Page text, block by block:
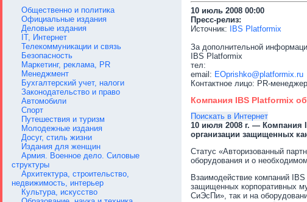
Общественно и политика
Официальные издания
Деловые издания
IT, Интернет
Телекоммуникации и связь
Безопасность
Маркетинг, реклама, PR
Менеджмент
Бухгалтерский учет, налоги
Законодательство и право
Автомобили
Спорт
Путешествия и туризм
Молодежные издания
Досуг, стиль жизни
Издания для женщин
Армия. Военное дело. Силовые
структуры
Архитектура, строительство,
недвижимость, интерьер
Культура, искусство
10 июль 2008 00:00
Пресс-релиз:
Источник:
IBS Platformix
За дополнительной
IBS Platformix
тел:
email: EOprishko@platformix.ru
Контактное лицо: PR-
Компания IBS Platformix
Поискать в Интернет
10 июля 2008 г. — Компания
организации защищенных
Статус «Авторизованный
оборудования и о
Взаимодействие компаний
защищенных корпоративных
СиЭсПи», так и на